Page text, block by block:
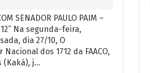
SENADOR PAULO PAIM –
Na segunda-feira,
dia 27/10, O
dos 1712 da FAACO,
(Kaká), j...